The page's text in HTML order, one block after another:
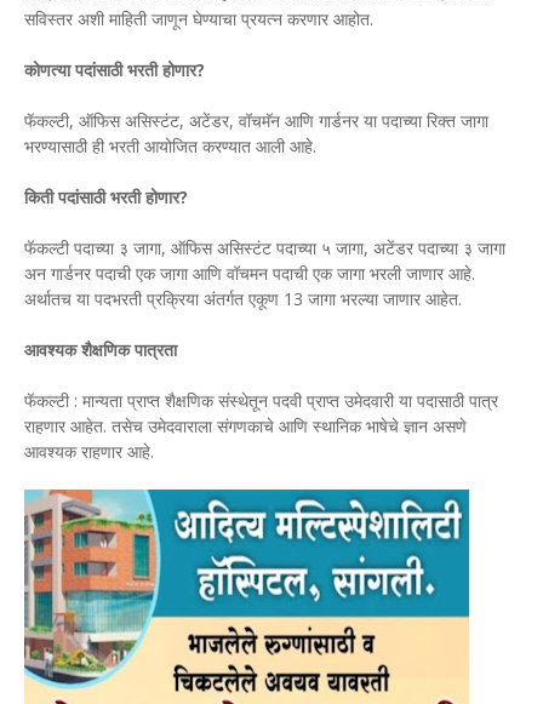
सविस्तर अशी माहिती जाणून घेण्याचा प्रयत्न करणार आहोत.
कोणत्या पदांसाठी भरती होणार?
फॅकल्टी, ऑफिस असिस्टंट, अटेंडर, वॉचमॅन आणि गार्डनर या पदाच्या रिक्त जागा
भरण्यासाठी ही भरती आयोजित करण्यात आली आहे.
किती पदांसाठी भरती होणार?
फॅकल्टी पदाच्या ३ जागा, ऑफिस असिस्टंट पदाच्या ५ जागा, अटेंडर पदाच्या ३ जागा
अन गार्डनर पदाची एक जागा आणि वॉचमन पदाची एक जागा भरली जाणार आहे.
अर्थातच या पदभरती प्रक्रिया अंतर्गत एकूण 13 जागा भरल्या जाणार आहेत.
आवश्यक शैक्षणिक पात्रता
फॅकल्टी : मान्यता प्राप्त शैक्षणिक संस्थेतून पदवी प्राप्त उमेदवारी या पदासाठी पात्र
राहणार आहेत. तसेच उमेदवाराला संगणकाचे आणि स्थानिक भाषेचे ज्ञान असणे
आवश्यक राहणार आहे.